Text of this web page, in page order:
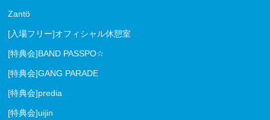
Zantö
[入場フリー]オフィシャル休憩室
[特典会]BAND PASSPO☆
[特典会]GANG PARADE
[特典会]predia
[特典会]uijin